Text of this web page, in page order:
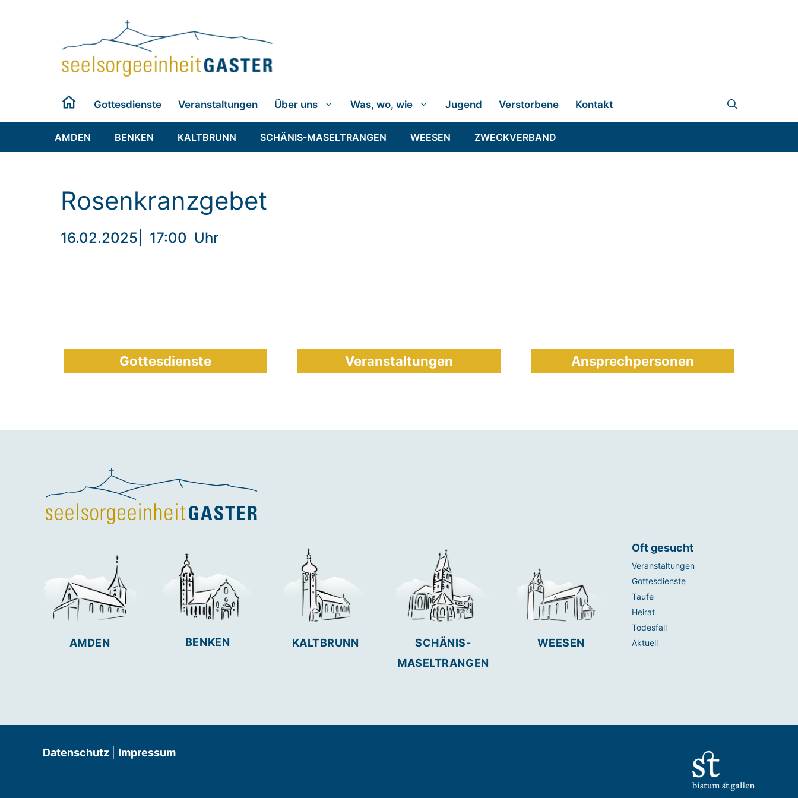
Gottesdienste Veranstaltungen Über uns Was, wo, wie Jugend Verstorbene Kontakt
AMDEN BENKEN KALTBRUNN SCHÄNIS-MASELTRANGEN WEESEN ZWECKVERBAND
Rosenkranzgebet
16.02.2025 17:00 Uhr
Gottesdienste Veranstaltungen Ansprechpersonen
AMDEN BENKEN KALTBRUNN
SCHÄNIS-
MASELTRANGEN
WEESEN
Oft gesucht
Veranstaltungen
Gottesdienste
Taufe
Heirat
Todesfall
Aktuell
Datenschutz Impressum